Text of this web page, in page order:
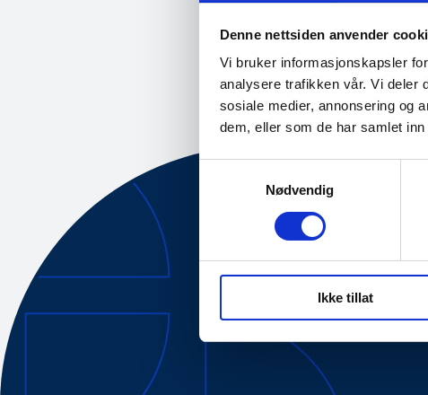
Denne nettsiden anvender
Vi bruker informasjonskapsler
analysere trafikken vår. Vi deler
sosiale medier, annonsering og
dem, eller som de har samlet
Nødvendig
Ikke tillat